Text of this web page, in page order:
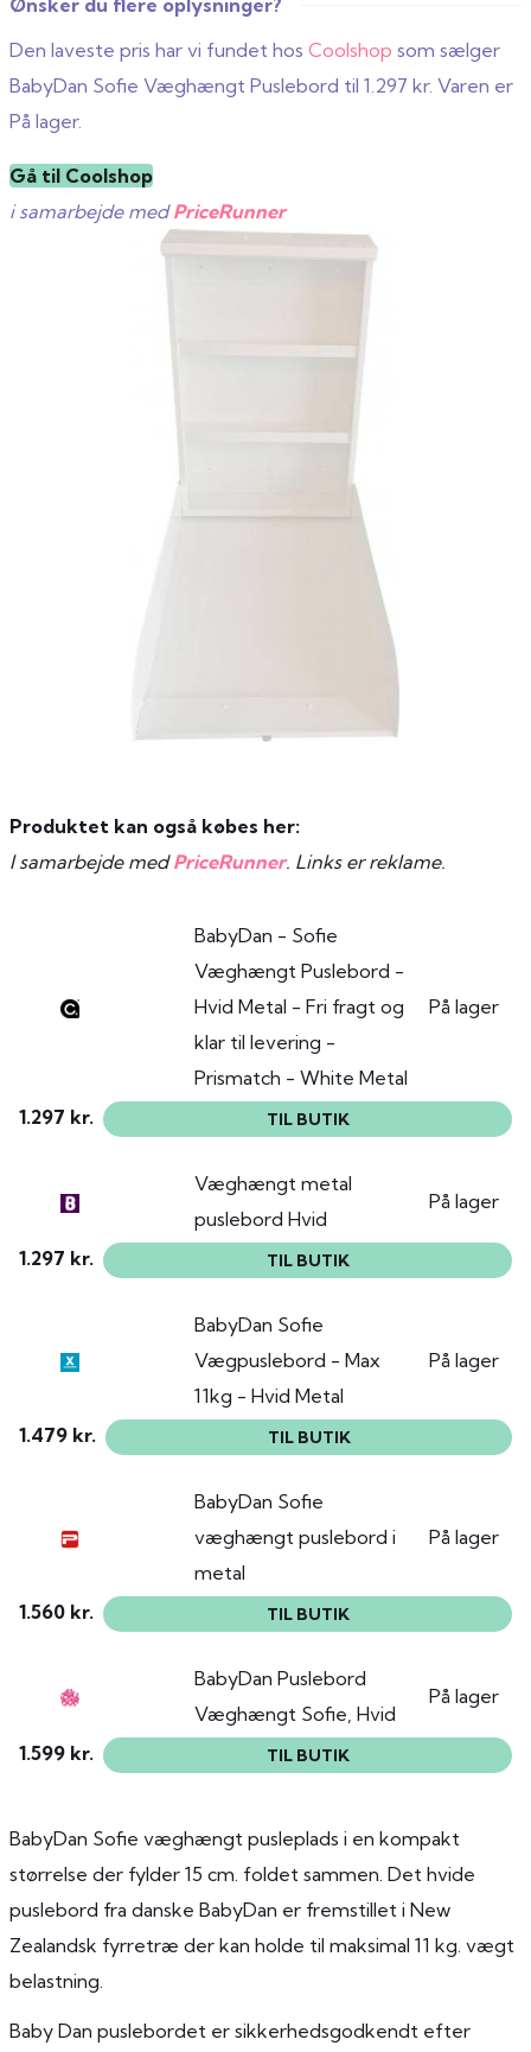
Ønsker du flere oplysninger?
Den laveste pris har vi fundet hos Coolshop som sælger
BabyDan Sofie Væghængt Puslebord til 1.297 kr. Varen er
På lager.
Gå til Coolshop
i samarbejde medPriceRunner
Produktet kan også købes her:
I samarbejde medPriceRunner. Links er reklame.
BabyDan - Sofie
Væghængt Puslebord -
Hvid Metal - Fri fragt og
klar til levering -
Prismatch - White Metal
På lager
1.297 kr. TIL BUTIK
Væghængt metal
puslebord Hvid
På lager
1.297 kr. TIL BUTIK
BabyDan Sofie
Vægpuslebord - Max
11kg - Hvid Metal
På lager
1.479 kr. TIL BUTIK
BabyDan Sofie
væghængt puslebord i
metal
På lager
1.560 kr. TIL BUTIK
BabyDan Puslebord
Væghængt Sofie, Hvid
På lager
1.599 kr. TIL BUTIK
BabyDan Sofie væghængt pusleplads i en kompakt
størrelse der fylder 15 cm. foldet sammen. Det hvide
puslebord fra danske BabyDan er fremstillet i New
Zealandsk fyrretræ der kan holde til maksimal 11 kg. vægt
belastning.
Baby Dan puslebordet er sikkerhedsgodkendt efter